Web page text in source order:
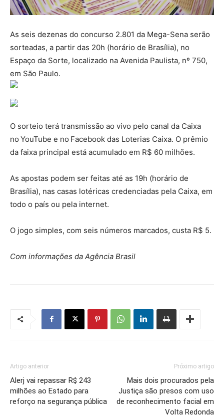
As seis dezenas do concurso 2.801 da Mega-Sena serão
sorteadas, a partir das 20h (horário de Brasília), no
Espaço da Sorte, localizado na Avenida Paulista, nº 750,
em São Paulo.
O sorteio terá transmissão ao vivo pelo canal da Caixa
no YouTube e no Facebook das Loterias Caixa. O prêmio
da faixa principal está acumulado em R$ 60 milhões.
As apostas podem ser feitas até as 19h (horário de
Brasília), nas casas lotéricas credenciadas pela Caixa, em
todo o país ou pela internet.
O jogo simples, com seis números marcados, custa R$ 5.
Com informações da Agência Brasil
Artigo anterior
Alerj vai repassar R$ 243
milhões ao Estado para
reforço na segurança pública
Próximo artigo
Mais dois procurados pela
Justiça são presos com uso
de reconhecimento facial em
Volta Redonda